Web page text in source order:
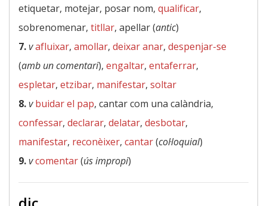
etiquetar, motejar, posar nom, qualificar,
sobrenomenar, titllar, apellar (antic)
7.vafluixar, amollar, deixar anar, despenjar-se
(amb un comentari), engaltar, entaferrar,
espletar, etzibar, manifestar, soltar
8.v buidar el pap, cantar com una calàndria,
confessar, declarar, delatar, desbotar,
manifestar, reconèixer, cantar(col·loquial)
9.vcomentar(ús impropi)